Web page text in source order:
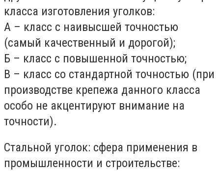
класса изготовления уголков:
А – класс с наивысшей точностью
(самый качественный и дорогой);
Б – класс с повышенной точностью;
В – класс со стандартной точностью (при
производстве крепежа данного класса
особо не акцентируют внимание на
точности).
Стальной уголок: сфера применения в
промышленности и строительстве: